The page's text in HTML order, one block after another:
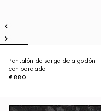
Pantalón de sarga de algodón
con bordado
€ 880